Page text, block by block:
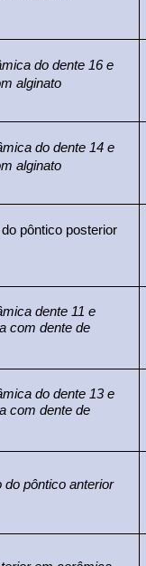
do dente 16 e
alginato
do dente 14 e
alginato
pôntico posterior
dente 11 e
com dente de
do dente 13 e
com dente de
pôntico anterior